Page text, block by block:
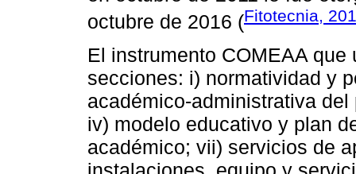
octubre de 2016 (Fitotecnia,
El instrumento COMEAA
secciones: i) normatividad y
académico-administrativa
iv) modelo educativo y plan
académico; vii) servicios de